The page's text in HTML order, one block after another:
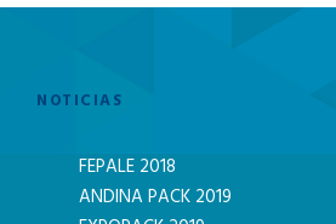
NOTICIAS
FEPALE 2018
ANDINA PACK 2019